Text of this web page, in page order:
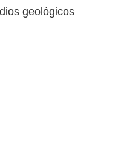
geológicos